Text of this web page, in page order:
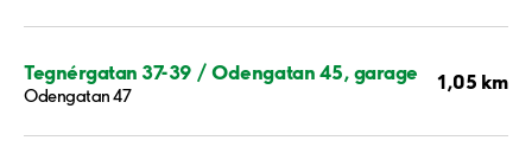
Tegnérgatan 37-39 / Odengatan 45, garage
Odengatan 47
1,05 km